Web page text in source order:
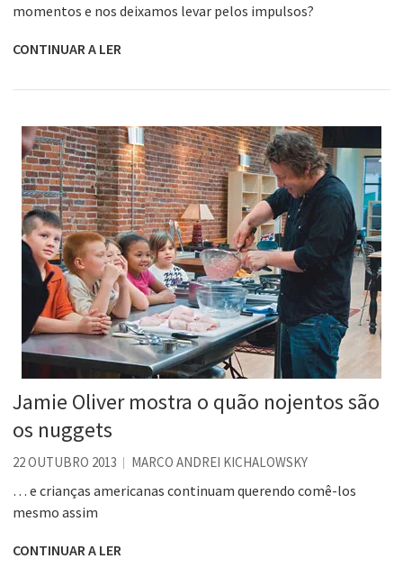
momentos e nos deixamos levar pelos impulsos?
CONTINUAR A LER
Jamie Oliver mostra o quão nojentos são
os nuggets
22 OUTUBRO 2013 MARCO ANDREI KICHALOWSKY
… e crianças americanas continuam querendo comê-los
mesmo assim
CONTINUAR A LER